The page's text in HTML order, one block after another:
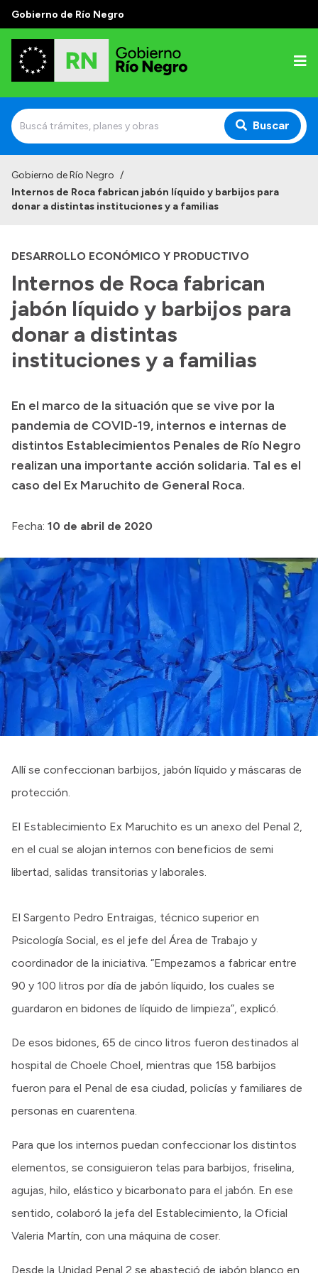
Gobierno de Río Negro
Buscar
Autoridades
Autoridades y Organismos
Discursos en la Legislatura
Casa de Gobierno
Acerca de Río Negro
Historia
Boletín Oficial
Compras y licitaciones
Consulta de expedientes
Consulta de pago a proveedores
Convocatorias
Intranet
Login
Gobierno de Río Negro /
Internos de Roca fabrican jabón líquido y barbijos para
donar a distintas instituciones y a familias
DESARROLLO ECONÓMICO Y PRODUCTIVO
Internos de Roca fabrican
jabón líquido y barbijos para
donar a distintas
instituciones y a familias
En el marco de la situación que se vive por la
pandemia de COVID-19, internos e internas de
distintos Establecimientos Penales de Río Negro
realizan una importante acción solidaria. Tal es el
caso del Ex Maruchito de General Roca.
Fecha: 10 de abril de 2020
Allí se confeccionan barbijos, jabón líquido y máscaras de
protección.
El Establecimiento Ex Maruchito es un anexo del Penal 2,
en el cual se alojan internos con beneficios de semi
libertad, salidas transitorias y laborales.
El Sargento Pedro Entraigas, técnico superior en
Psicología Social, es el jefe del Área de Trabajo y
coordinador de la iniciativa. “Empezamos a fabricar entre
90 y 100 litros por día de jabón líquido, los cuales se
guardaron en bidones de líquido de limpieza”, explicó.
De esos bidones, 65 de cinco litros fueron destinados al
hospital de Choele Choel, mientras que 158 barbijos
fueron para el Penal de esa ciudad, policías y familiares de
personas en cuarentena.
Para que los internos puedan confeccionar los distintos
elementos, se consiguieron telas para barbijos, friselina,
agujas, hilo, elástico y bicarbonato para el jabón. En ese
sentido, colaboró la jefa del Establecimiento, la Oficial
Valeria Martín, con una máquina de coser.
Desde la Unidad Penal 2 se abasteció de jabón blanco en